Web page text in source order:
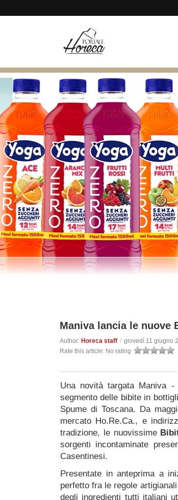
Maniva lancia le nuove
Author: Horeca staff / giovedì 11 giugno
Rate this article: No rating
Una novità targata Maniva
segmento delle bibite in
Spume di Toscana. Da
mercato Ho.Re.Ca., e
tradizione, le nuovissime
sorgenti incontaminate
Casentinesi.
Presentate in anteprima a
perfetto fra le regole
degli ingredienti tutti italiani